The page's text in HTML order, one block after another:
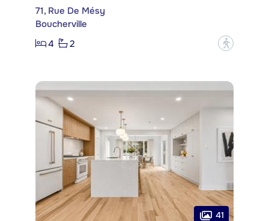
71, Rue De Mésy
Boucherville
4
2 ?
41